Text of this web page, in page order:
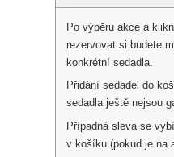
Po výběru akce a
rezervovat si budete
konkrétní sedadla.
Přidání sedadel do
sedadla ještě nejsou
Případná sleva se
v košíku (pokud je na